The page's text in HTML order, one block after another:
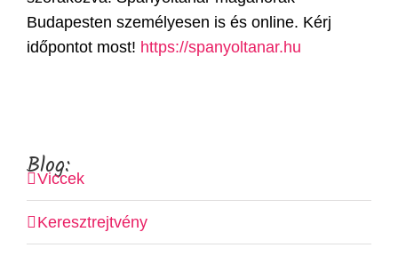
Budapesten személyesen is és online. Kérj
időpontot most! https://spanyoltanar.hu
Blog:
Viccek
Keresztrejtvény